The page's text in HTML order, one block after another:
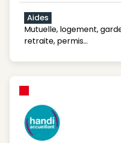
Aides
Mutuelle, logement,
retraite, permis…